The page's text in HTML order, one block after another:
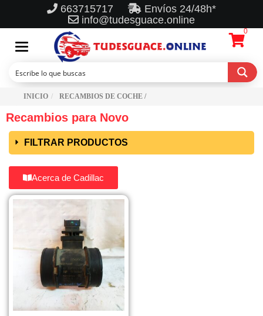
663715717
Envíos 24/48h*
info@tudesguace.online
Toggle
navigation
0
INICIO RECAMBIOS DE COCHE /
Recambios para Novo
FILTRAR PRODUCTOS
Acerca de Cadillac